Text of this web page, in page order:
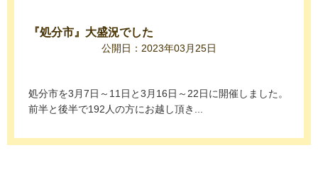
『処分市』大盛況でした
公開日：2023年03月25日
処分市を3月7日～11日と3月16日～22日に開催しました。
前半と後半で192人の方にお越し頂き...